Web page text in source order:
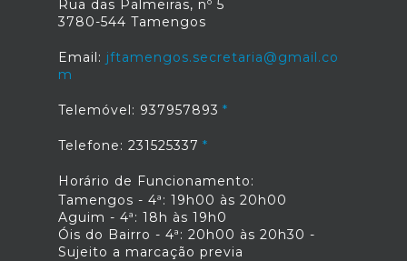
Rua das Palmeiras, nº 5
3780-544 Tamengos
Email: jftamengos.secretaria@gmail.co
m
Telemóvel: 937957893
Telefone: 231525337
Horário de Funcionamento:
Tamengos - 4ª: 19h00 às 20h00
Aguim - 4ª: 18h às 19h0
Óis do Bairro - 4ª: 20h00 às 20h30 -
Sujeito a marcação previa